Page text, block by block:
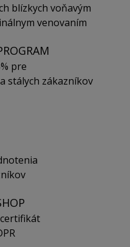
blízkych voňavým
venovaním
pre
stálych zákazníkov
certifikát